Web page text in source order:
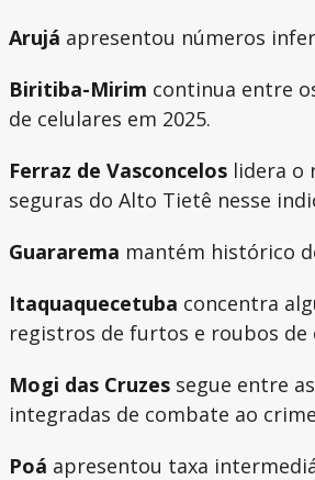
Arujá apresentou números
Biritiba-Mirim continua entre
de celulares em 2025.
Ferraz de Vasconcelos lidera o
seguras do Alto Tietê nesse
Guararema mantém histórico
Itaquaquecetuba concentra
registros de furtos e roubos de
Mogi das Cruzes segue entre
integradas de combate ao
Poá apresentou taxa